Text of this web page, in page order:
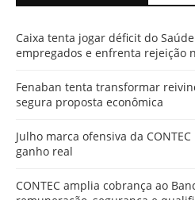
Caixa tenta jogar déficit do
empregados e enfrenta rejeição
Fenaban tenta transformar
segura proposta econômica
Julho marca ofensiva da
ganho real
CONTEC amplia cobrança ao